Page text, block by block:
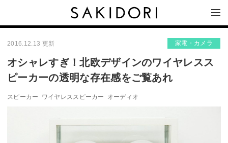
2016.12.13 更新 家電・カメラ
オシャレすぎ！北欧デザインのワイヤレスス
ピーカーの透明な存在感をご覧あれ
スピーカー ワイヤレススピーカー オーディオ